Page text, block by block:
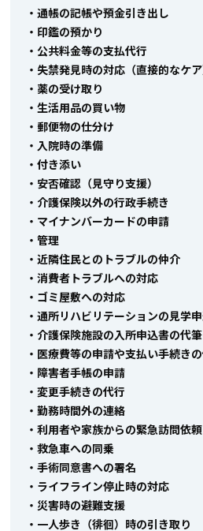
・通帳の記帳や預金引き出し
・印鑑の預かり
・公共料金等の支払代行
・失禁発見時の対応（直接的なケア
・薬の受け取り
・生活用品の買い物
・郵便物の仕分け
・入院時の準備
・付き添い
・安否確認（見守り支援）
・介護保険以外の行政手続き
・マイナンバーカードの申請
・管理
・近隣住民とのトラブルの仲介
・消費者トラブルへの対応
・ゴミ屋敷への対応
・通所リハビリテーションの見学
・介護保険施設の入所申込書の代筆
・医療費等の申請や支払い手続き
・障害者手帳の申請
・変更手続きの代行
・勤務時間外の連絡
・利用者や家族からの緊急訪問依頼
・救急車への同乗
・手術同意書への署名
・ライフライン停止時の対応
・災害時の避難支援
・一人歩き（徘徊）時の引き取り